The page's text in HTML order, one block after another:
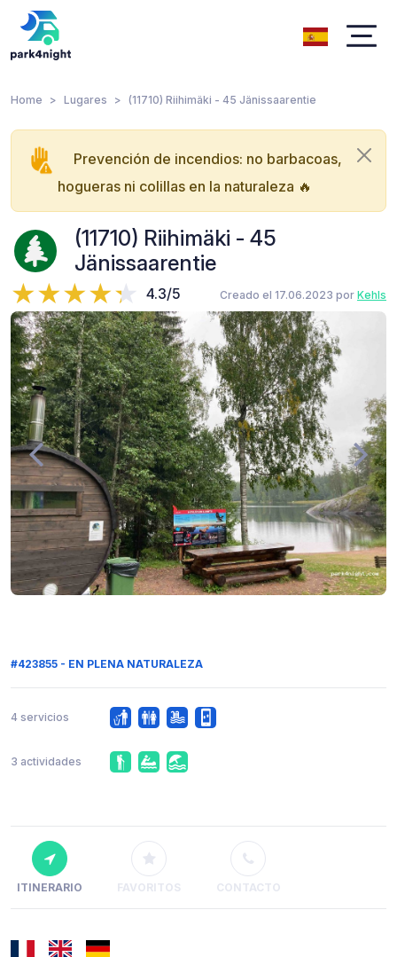
Home Lugares (11710) Riihimäki - 45 Jänissaarentie
Prevención de incendios: no barbacoas,
hogueras ni colillas en la naturaleza 🔥
(11710) Riihimäki - 45
Jänissaarentie
4.3/5 Creado el 17.06.2023 por Kehls
#423855 - EN PLENA NATURALEZA
4 servicios
3 actividades
ITINERARIO FAVORITOS CONTACTO